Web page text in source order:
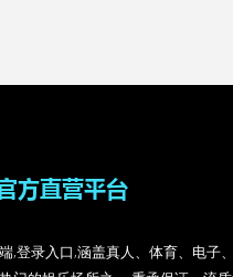
,登录入口,涵盖真人、体育、电子